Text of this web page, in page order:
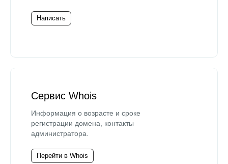
Написать
Сервис Whois
Информация о возрасте и сроке
регистрации домена, контакты
администратора.
Перейти в Whois